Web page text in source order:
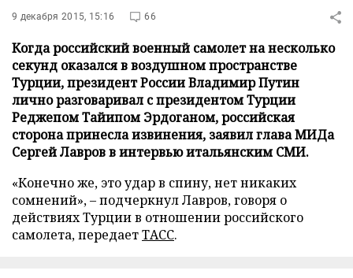
9 декабря 2015, 15:16 66
Когда российский военный самолет на несколько
секунд оказался в воздушном пространстве
Турции, президент России Владимир Путин
лично разговаривал с президентом Турции
Реджепом Тайипом Эрдоганом, российская
сторона принесла извинения, заявил глава МИДа
Сергей Лавров в интервью итальянским СМИ.
«Конечно же, это удар в спину, нет никаких
сомнений», – подчеркнул Лавров, говоря о
действиях Турции в отношении российского
самолета, передаетТАСС.